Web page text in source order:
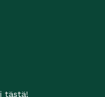
tästä!